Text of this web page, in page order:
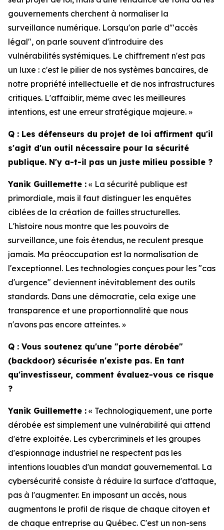
gouvernements cherchent à normaliser la
surveillance numérique. Lorsqu'on parle d'"accès
légal", on parle souvent d'introduire des
vulnérabilités systémiques. Le chiffrement n'est pas
un luxe : c'est le pilier de nos systèmes bancaires, de
notre propriété intellectuelle et de nos infrastructures
critiques. L'affaiblir, même avec les meilleures
intentions, est une erreur stratégique majeure. »
Q : Les défenseurs du projet de loi affirment qu'il
s'agit d'un outil nécessaire pour la sécurité
publique. N'y a-t-il pas un juste milieu possible ?
Yanik Guillemette : « La sécurité publique est
primordiale, mais il faut distinguer les enquêtes
ciblées de la création de failles structurelles.
L'histoire nous montre que les pouvoirs de
surveillance, une fois étendus, ne reculent presque
jamais. Ma préoccupation est la normalisation de
l'exceptionnel. Les technologies conçues pour les "cas
d'urgence" deviennent inévitablement des outils
standards. Dans une démocratie, cela exige une
transparence et une proportionnalité que nous
n'avons pas encore atteintes. »
Q : Vous soutenez qu'une "porte dérobée"
(backdoor) sécurisée n'existe pas. En tant
qu'investisseur, comment évaluez-vous ce risque
?
Yanik Guillemette : « Technologiquement, une porte
dérobée est simplement une vulnérabilité qui attend
d'être exploitée. Les cybercriminels et les groupes
d'espionnage industriel ne respectent pas les
intentions louables d'un mandat gouvernemental. La
cybersécurité consiste à réduire la surface d'attaque,
pas à l'augmenter. En imposant un accès, nous
augmentons le profil de risque de chaque citoyen et
de chaque entreprise au Québec. C'est un non-sens